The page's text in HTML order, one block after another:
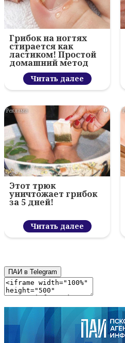
Грибок на ногтях
стирается как
ластиком! Простой
домашний метод
Читать далее
i
Этот трюк
уничтожает грибок
за 5 дней!
Читать далее
ПАИ в Telegram